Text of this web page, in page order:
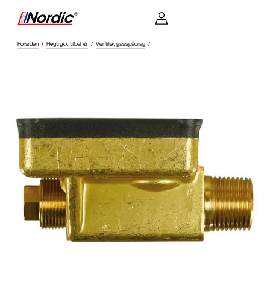
Forsiden / Høytrykk tilbehør / Ventiler, gasspådrag /